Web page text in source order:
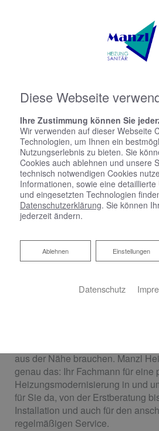
aus der Nähe brauchen. Manzl
genau das: Ihr Fachmann für eine
Heizungsmodernisierung in und
für Sie da, von der Erstberatung
Installation und auch für den
regelmäßigen Service.
Diese Webseite
Ihre Zustimmung können Sie
Wir verwenden auf dieser Webseite
Technologien, um Ihnen ein
Nutzungserlebnis zu bieten. Sie
Cookies auch ablehnen und unsere
technisch notwendigen Cookies
Informationen, sowie eine
und eingesetzten Technologien
Datenschutzerklärung. Sie können
jederzeit ändern.
Einstellungen
Ablehnen
Ablehnen
Datenschutz